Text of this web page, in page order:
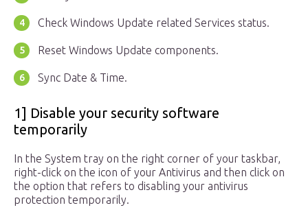
Check Windows Update related Services status.
Reset Windows Update components.
Sync Date & Time.
1] Disable your security software
temporarily
In the System tray on the right corner of your taskbar,
right-click on the icon of your Antivirus and then click on
the option that refers to disabling your antivirus
protection temporarily.